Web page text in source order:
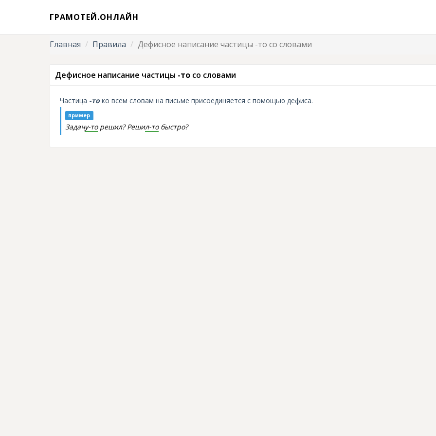
ГРАМОТЕЙ.ОНЛАЙН
Главная Правила Дефисное написание частицы -то со словами
Дефисное написание частицы -то со словами
Частица -токо всем словам на письме присоединяется с помощью дефиса.
пример
Задачу-торешил? Решил-тобыстро?